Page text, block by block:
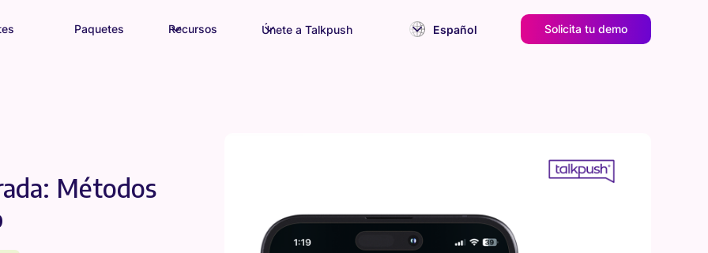
Paquetes Recursos Únete a Talkpush Español Solicita tu demo
Métodos